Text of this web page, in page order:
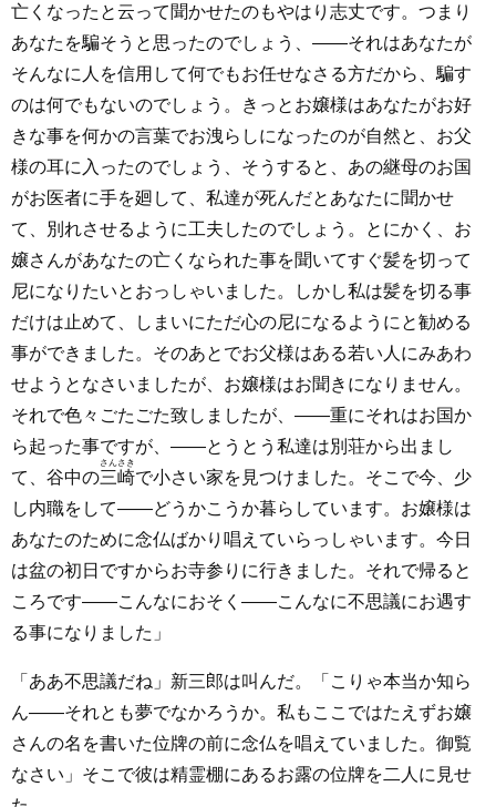
亡くなったと云って聞かせたのもやはり志丈です。つまり
あなたを騙そうと思ったのでしょう、――それはあなたが
そんなに人を信用して何でもお任せなさる方だから、騙す
のは何でもないのでしょう。きっとお嬢様はあなたがお好
きな事を何かの言葉でお洩らしになったのが自然と、お父
様の耳に入ったのでしょう、そうすると、あの継母のお国
がお医者に手を廻して、私達が死んだとあなたに聞かせ
て、別れさせるように工夫したのでしょう。とにかく、お
嬢さんがあなたの亡くなられた事を聞いてすぐ髪を切って
尼になりたいとおっしゃいました。しかし私は髪を切る事
だけは止めて、しまいにただ心の尼になるようにと勧める
事ができました。そのあとでお父様はある若い人にみあわ
せようとなさいましたが、お嬢様はお聞きになりません。
それで色々ごたごた致しましたが、――重にそれはお国か
ら起った事ですが、――とうとう私達は別荘から出まし
て、谷中の三崎
さんさき
で小さい家を見つけました。そこで今、少
し内職をして――どうかこうか暮らしています。お嬢様は
あなたのために念仏ばかり唱えていらっしゃいます。今日
は盆の初日ですからお寺参りに行きました。それで帰ると
ころです――こんなにおそく――こんなに不思議にお遇す
る事になりました」
「ああ不思議だね」新三郎は叫んだ。「こりゃ本当か知ら
ん――それとも夢でなかろうか。私もここではたえずお嬢
さんの名を書いた位牌の前に念仏を唱えていました。御覧
なさい」そこで彼は精霊棚にあるお露の位牌を二人に見せ